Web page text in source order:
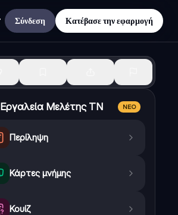
Σύνδεση Κατέβασε την εφαρμογή
Εργαλεία Μελέτης ΤΝ ΝΈΟ
Περίληψη
Κάρτες μνήμης
Κουίζ